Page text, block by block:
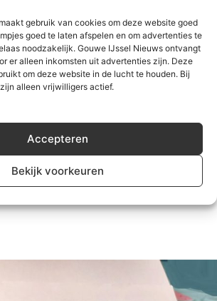
gebruik van cookies om deze website goed
goed te laten afspelen en om advertenties te
noodzakelijk. Gouwe IJssel Nieuws ontvangt
er alleen inkomsten uit advertenties zijn. Deze
om deze website in de lucht te houden. Bij
alleen vrijwilligers actief.
Accepteren
Bekijk voorkeuren
Zevenhuizerplas, vermist persoon
veilig gevonden
Botulisme en Blauwalg in Zuidplas
Zuidplas voert gemeentebreed
messenverbod in openbare ruimte